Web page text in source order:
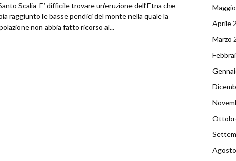
Scalia E’ difficile trovare un’eruzione dell’Etna che
raggiunto le basse pendici del monte nella quale la
non abbia fatto ricorso al...
Aprile
Marzo